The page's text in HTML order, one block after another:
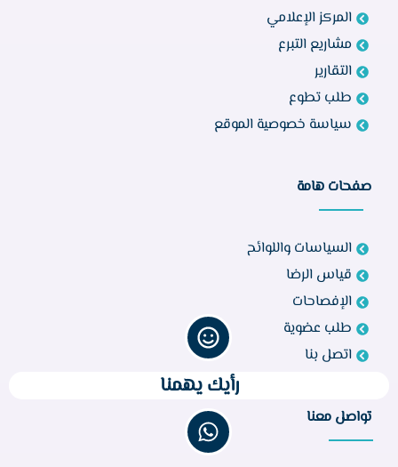
المركز الإعلامي
مشاريع التبرع
التقارير
طلب تطوع
سياسة خصوصية الموقع
صفحات هامة
السياسات واللوائح
قياس الرضا
الإفصاحات
طلب عضوية
اتصل بنا
تواصل معنا
رأيك يهمنا